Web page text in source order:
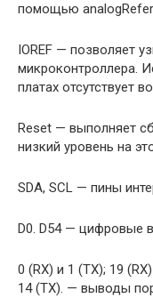
помощью
IOREF — позволяет
микроконтроллера.
платах отсутствует
Reset — выполняет
низкий уровень на
SDA, SCL — пины
D0. D54 — цифровые
0 (RX) и 1 (TX); 19
14 (TX). — выводы